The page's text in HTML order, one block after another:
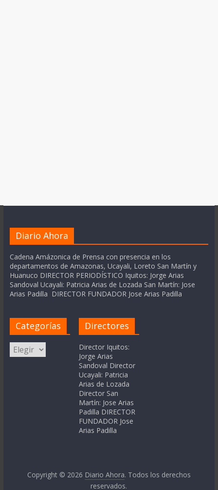
Diario Ahora
Cadena Amázonica de Prensa con presencia en los
departamentos de Amazonas, Ucayali, Loreto San Martín y
Huanuco DIRECTOR PERIODÍSTICO Iquitos: Jorge Arias
Sandoval Ucayali: Patricia Arias de Lozada San Martín: Jose
Arias Padilla DIRECTOR FUNDADOR Jose Arias Padilla
Categorías
Categorías
Directores
Director Iquitos:
Jorge Arias
Sandoval Director
Ucayali: Patricia
Arias de Lozada
Director San
Martín: Jose Arias
Padilla DIRECTOR
FUNDADOR Jose
Arias Padilla
Copyright © 2026 Diario Ahora. Todos los derechos
reservados.